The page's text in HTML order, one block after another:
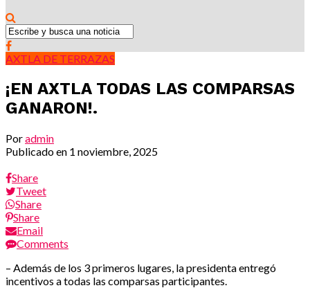
AXTLA DE TERRAZAS
¡EN AXTLA TODAS LAS COMPARSAS
GANARON!.
Poradmin
Publicado en 1 noviembre, 2025
Share
Tweet
Share
Share
Email
Comments
– Además de los 3 primeros lugares, la presidenta entregó
incentivos a todas las comparsas participantes.